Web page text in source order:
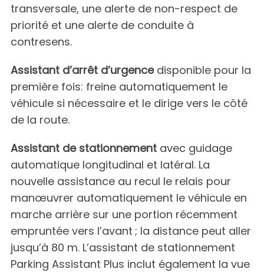
transversale, une alerte de non-respect de
priorité et une alerte de conduite à
contresens.
Assistant d’arrêt d’urgencedisponible pour la
première fois: freine automatiquement le
véhicule si nécessaire et le dirige vers le côté
de la route.
Assistant de stationnementavec guidage
automatique longitudinal et latéral. La
nouvelle assistance au recul le relais pour
manœuvrer automatiquement le véhicule en
marche arrière sur une portion récemment
empruntée vers l’avant ; la distance peut aller
jusqu’à 80 m. L’assistant de stationnement
Parking Assistant Plus inclut également la vue
S
e
a
c
h
o
r